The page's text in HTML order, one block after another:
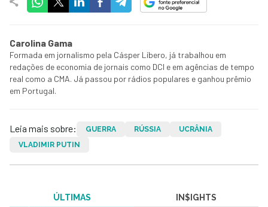
Carolina Gama
Formada em jornalismo pela Cásper Líbero, já trabalhou em
redações de economia de jornais como DCI e em agências de tempo
real como a CMA. Já passou por rádios populares e ganhou prêmio
em Portugal.
Leia mais sobre: GUERRA RÚSSIA
UCRÂNIA
VLADIMIR PUTIN
ÚLTIMAS IN$IGHTS